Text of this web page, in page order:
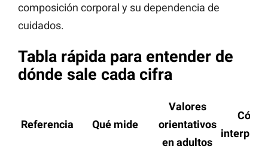
composición corporal y su dependencia de
cuidados.
Tabla rápida para entender de
dónde sale cada cifra
Referencia Qué mide
Valores
orientativos
en adultos
Cómo